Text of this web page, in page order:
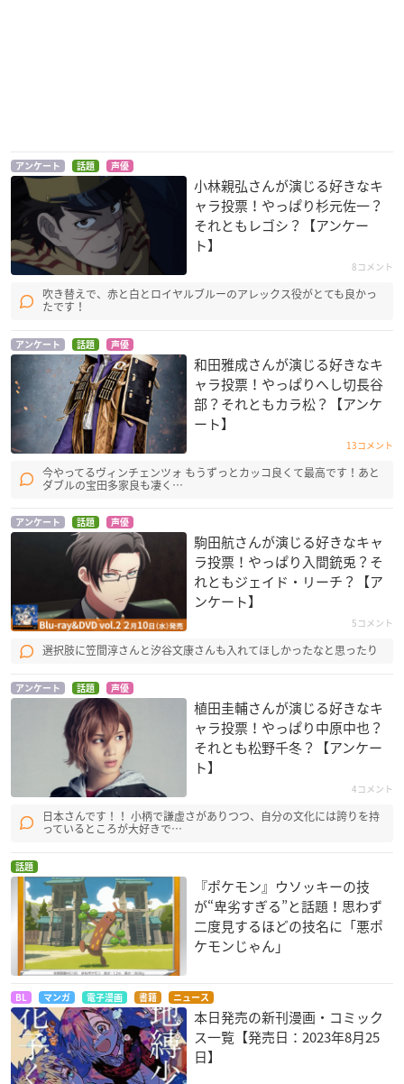
アンケート 話題 声優
小林親弘さんが演じる好きなキ
ャラ投票！やっぱり杉元佐一？
それともレゴシ？【アンケー
ト】
8コメント
吹き替えで、赤と白とロイヤルブルーのアレックス役がとても良かっ
たです！
アンケート 話題 声優
和田雅成さんが演じる好きなキ
ャラ投票！やっぱりへし切長谷
部？それともカラ松？【アンケ
ート】
13コメント
今やってるヴィンチェンツォ もうずっとカッコ良くて最高です！あと
ダブルの宝田多家良も凄く…
アンケート 話題 声優
駒田航さんが演じる好きなキャ
ラ投票！やっぱり入間銃兎？そ
れともジェイド・リーチ？【ア
ンケート】
5コメント
選択肢に笠間淳さんと汐谷文康さんも入れてほしかったなと思ったり
アンケート 話題 声優
植田圭輔さんが演じる好きなキ
ャラ投票！やっぱり中原中也？
それとも松野千冬？【アンケー
ト】
4コメント
日本さんです！！ 小柄で謙虚さがありつつ、自分の文化には誇りを持
っているところが大好きで…
話題
『ポケモン』ウソッキーの技
が“卑劣すぎる”と話題！思わず
二度見するほどの技名に「悪ポ
ケモンじゃん」
BL マンガ 電子漫画 書籍 ニュース
本日発売の新刊漫画・コミック
ス一覧【発売日：2023年8月25
日】